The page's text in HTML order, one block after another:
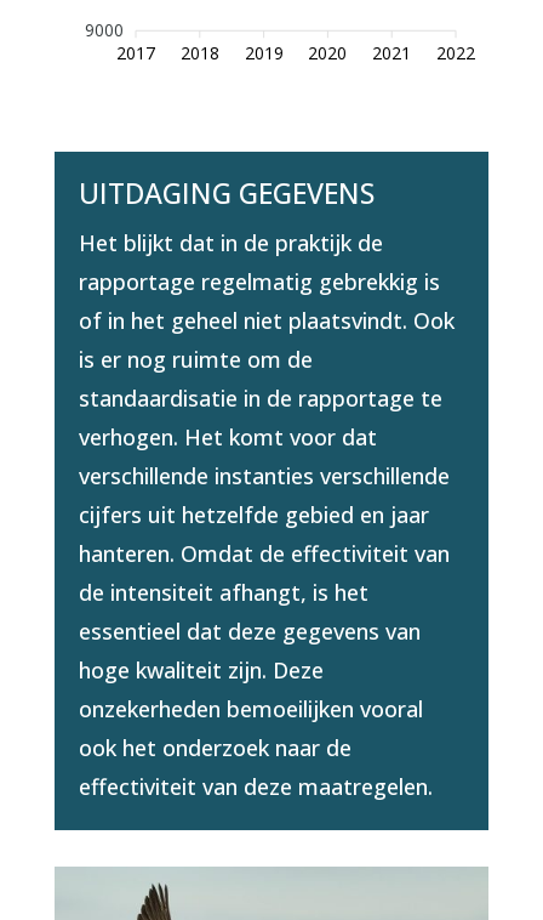
9000
2017
2018 2019 2020 2021 2022
UITDAGING GEGEVENS
Het blijkt dat in de praktijk de
rapportage regelmatig gebrekkig is
of in het geheel niet plaatsvindt. Ook
is er nog ruimte om de
standaardisatie in de rapportage te
verhogen. Het komt voor dat
verschillende instanties verschillende
cijfers uit hetzelfde gebied en jaar
hanteren. Omdat de effectiviteit van
de intensiteit afhangt, is het
essentieel dat deze gegevens van
hoge kwaliteit zijn. Deze
onzekerheden bemoeilijken vooral
ook het onderzoek naar de
effectiviteit van deze maatregelen.